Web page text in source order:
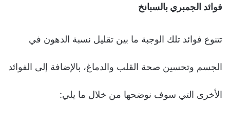
فوائد الجمبري بالسبانخ
تتنوع فوائد تلك الوجبة ما بين تقليل نسبة الدهون في
الجسم وتحسين صحة القلب والدماغ، بالإضافة إلى الفوائد
الأخرى التي سوف نوضحها من خلال ما يلي: